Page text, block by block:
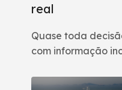
real
Quase toda
com informação